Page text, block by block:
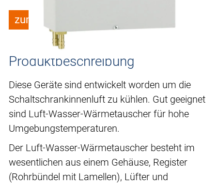
zum Merkzettel hinzufügen
Produktbeschreibung
Diese Geräte sind entwickelt worden um die
Schaltschrankinnenluft zu kühlen. Gut geeignet
sind Luft-Wasser-Wärmetauscher für hohe
Umgebungstemperaturen.
Der Luft-Wasser-Wärmetauscher besteht im
wesentlichen aus einem Gehäuse, Register
(Rohrbündel mit Lamellen), Lüfter und